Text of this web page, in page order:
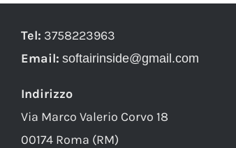
Tel: 3758223963
Email: softairinside@gmail.com
Indirizzo
Via Marco Valerio Corvo 18
00174 Roma (RM)